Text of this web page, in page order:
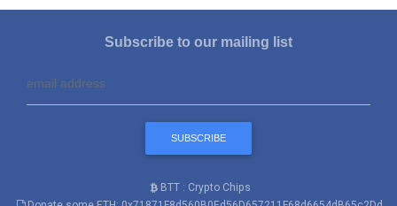
Subscribe to our mailing list
BTT : Crypto Chips